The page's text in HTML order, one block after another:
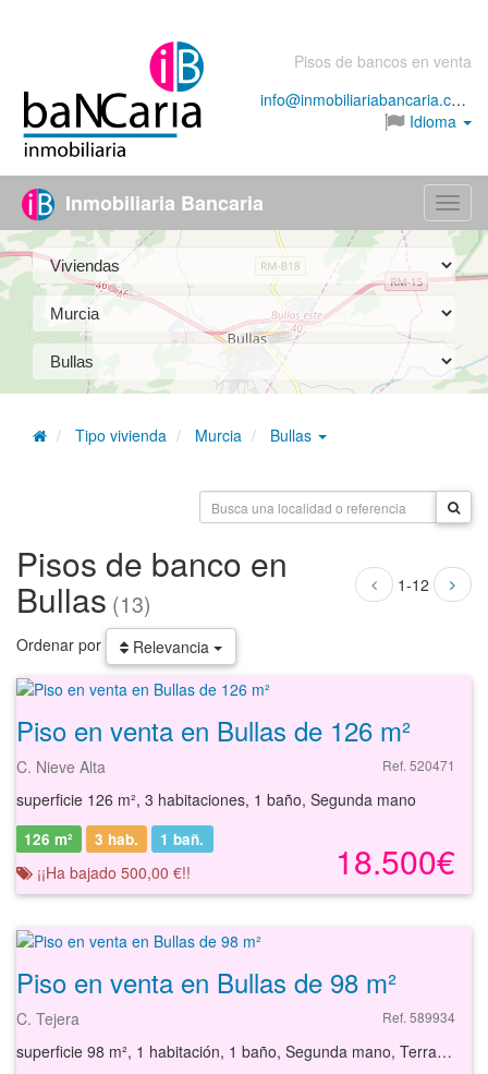
Pisos de bancos en venta
info@inmobiliariabancaria.com
Idioma
Menú
Inmobiliaria Bancaria
Tipo vivienda Murcia Bullas
1-12
Pisos de banco en
Bullas (13)
Ordenar por Relevancia
Piso en venta en Bullas de 126 m²
C. Nieve Alta Ref. 520471
superficie 126 m², 3 habitaciones, 1 baño, Segunda mano
18.500€
126 m² 3 hab. 1 bañ.
¡¡Ha bajado 500,00 €!!
Piso en venta en Bullas de 98 m²
C. Tejera Ref. 589934
superficie 98 m², 1 habitación, 1 baño, Segunda mano, Terraza, Calefacción